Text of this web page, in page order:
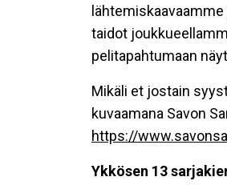
taidot
pelitapahtumaan
Mikäli et jostain
kuvaamana Savon
https://
Ykkösen 13